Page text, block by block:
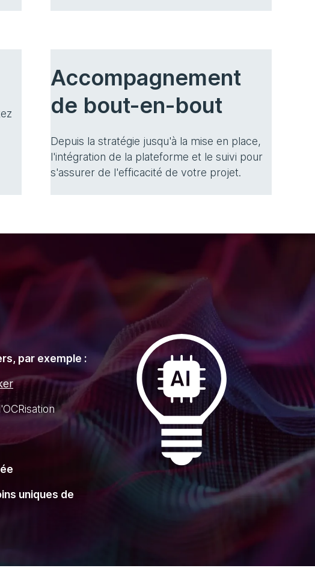
Accompagnement
de bout-en-bout
Depuis la stratégie jusqu'à la mise en place,
l'intégration de la plateforme et le suivi pour
s'assurer de l'efficacité de votre projet.
par exemple :
uniques de